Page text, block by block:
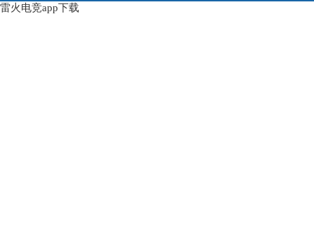
雷火电竞app下载